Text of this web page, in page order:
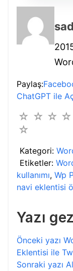
Paylaş:
ChatGPT ile
☆ ☆ ☆ ☆
☆
Kategori:
Etiketler:
kullanımı, Wp
navi eklentisi
Yazı
Önceki yazı
Eklentisi ile
Sonraki yazı